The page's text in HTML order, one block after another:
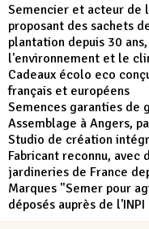
Semencier et acteur de
proposant des sachets
plantation depuis 30
l'environnement et le
Cadeaux écolo eco
français et européens
Semences garanties de
Assemblage à Angers,
Studio de création
Fabricant reconnu, avec
jardineries de France
Marques "Semer pour
déposés auprès de l'INPI